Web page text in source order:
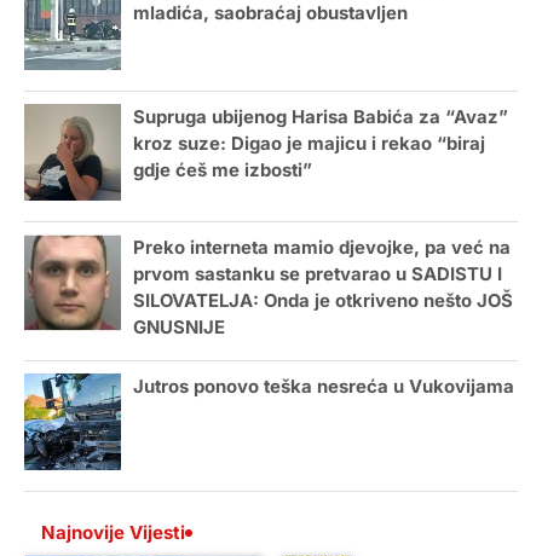
mladića, saobraćaj obustavljen
Supruga ubijenog Harisa Babića za “Avaz”
kroz suze: Digao je majicu i rekao “biraj
gdje ćeš me izbosti”
Preko interneta mamio djevojke, pa već na
prvom sastanku se pretvarao u SADISTU I
SILOVATELJA: Onda je otkriveno nešto JOŠ
GNUSNIJE
Jutros ponovo teška nesreća u Vukovijama
Najnovije Vijesti